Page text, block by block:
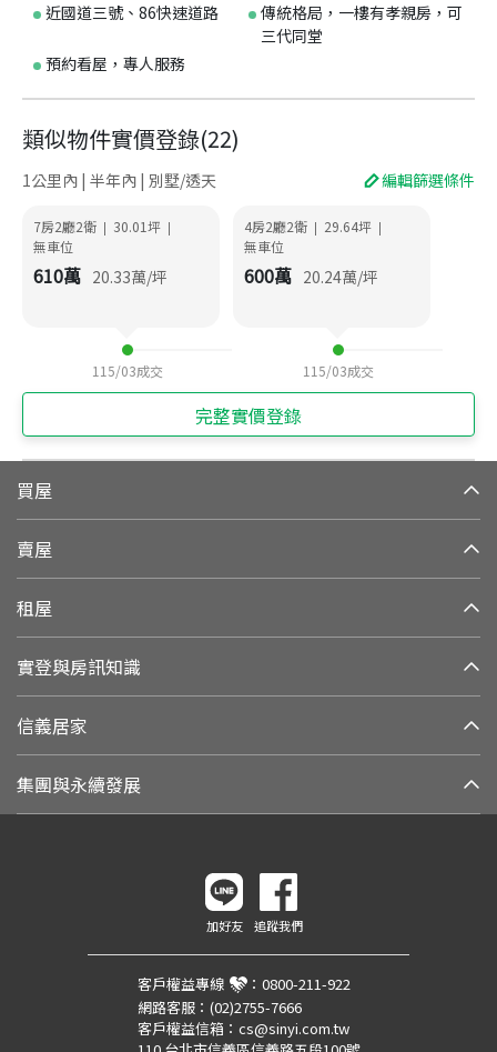
近國道三號、86快速道路
傳統格局，一樓有孝親房，可
三代同堂
預約看屋，專人服務
類似物件實價登錄(22)
1公里內 | 半年內 | 別墅/透天 編輯篩選條件
7房2廳2衛 | 30.01坪 |
無車位
610萬 20.33萬/坪
115/03成交
4房2廳2衛 | 29.64坪 |
無車位
600萬 20.24萬/坪
115/03成交
完整實價登錄
買屋
賣屋
租屋
實登與房訊知識
信義居家
集團與永續發展
加好友 追蹤我們
客戶權益專線 ： 0800-211-922
網路客服： (02)2755-7666
客戶權益信箱： cs@sinyi.com.tw